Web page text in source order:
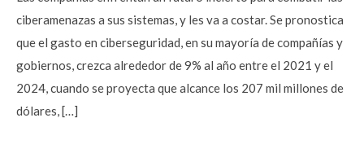
ciberamenazas a sus sistemas, y les va a costar. Se pronostica
que el gasto en ciberseguridad, en su mayoría de compañías y
gobiernos, crezca alrededor de 9% al año entre el 2021 y el
2024, cuando se proyecta que alcance los 207 mil millones de
dólares, […]